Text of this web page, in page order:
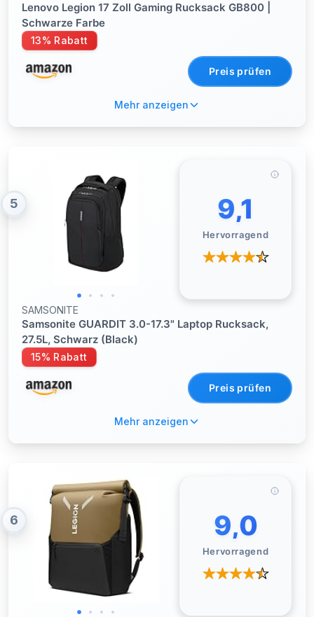
Lenovo Legion 17 Zoll Gaming Rucksack GB800 |
Schwarze Farbe
13% Rabatt
Preis prüfen
Mehr anzeigen
5 9,1
Hervorragend
SAMSONITE
Samsonite GUARDIT 3.0-17.3" Laptop Rucksack,
27.5L, Schwarz (Black)
15% Rabatt
Preis prüfen
Mehr anzeigen
6 9,0
Hervorragend